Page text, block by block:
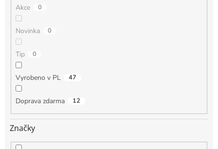
Akce 0
Novinka 0
Tip 0
Vyrobeno v PL 47
Doprava zdarma 12
Značky